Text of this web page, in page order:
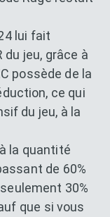
lui fait
du jeu, grâce à
possède de la
ce qui
du jeu, à la
la quantité
de 60%
30%
que si vous